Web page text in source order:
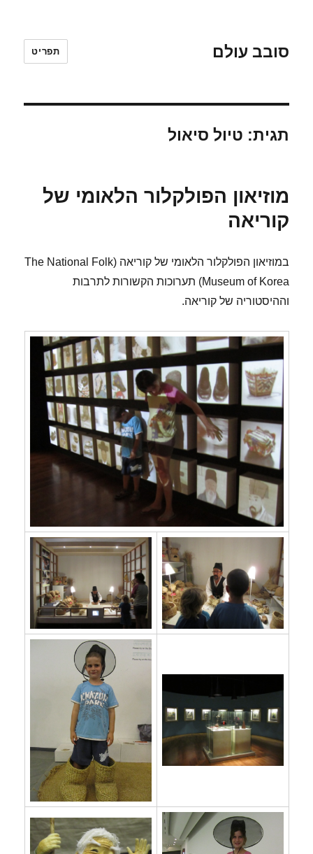
סובב עולם תפריט
תגית: טיול סיאול
מוזיאון הפולקלור הלאומי של
קוריאה
במוזיאון הפולקלור הלאומי של קוריאה (The National Folk
Museum of Korea) תערוכות הקשורות לתרבות
וההיסטוריה של קוריאה.